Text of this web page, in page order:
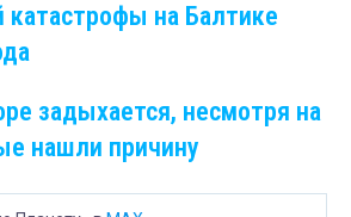
катастрофы на Балтике
задыхается, несмотря на
нашли причину